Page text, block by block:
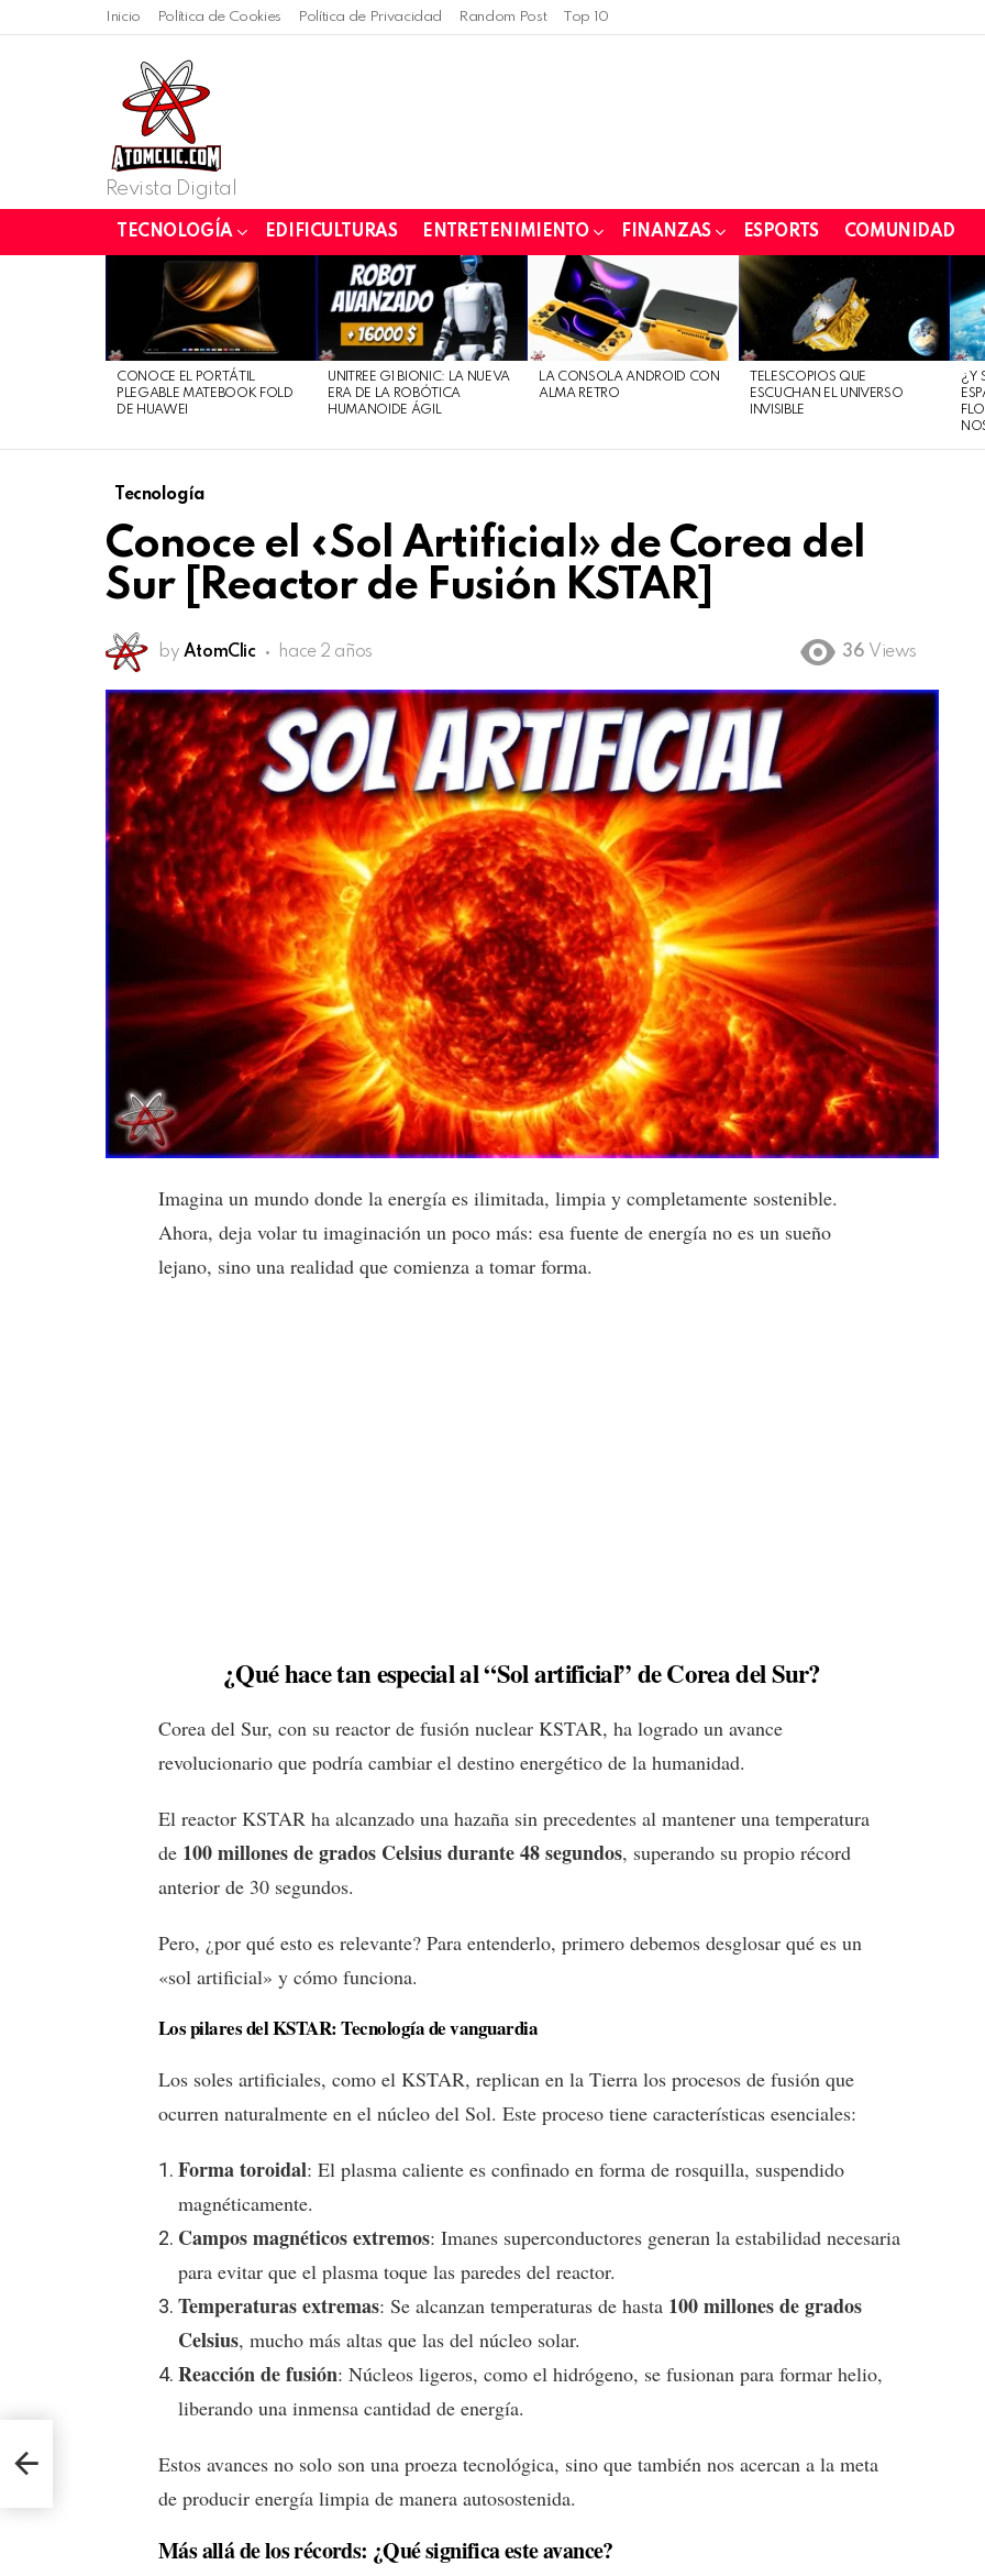
Inicio Política de Cookies Política de Privacidad Random Post Top 10
Revista Digital
TECNOLOGÍA EDIFICULTURAS ENTRETENIMIENTO FINANZAS ESPORTS COMUNIDAD
STORIES
CONOCE EL PORTÁTIL
PLEGABLE MATEBOOK FOLD
DE HUAWEI
UNITREE G1 BIONIC: LA NUEVA
ERA DE LA ROBÓTICA
HUMANOIDE ÁGIL
LA CONSOLA ANDROID CON
ALMA RETRO
TELESCOPIOS QUE
ESCUCHAN EL UNIVERSO
INVISIBLE
¿Y
Tecnología
Conoce el «Sol Artificial» de Corea del
Sur [Reactor de Fusión KSTAR]
by AtomClic hace 2 años 36 Views
Imagina un mundo donde la energía es ilimitada, limpia y completamente sostenible.
Ahora, deja volar tu imaginación un poco más: esa fuente de energía no es un sueño
lejano, sino una realidad que comienza a tomar forma.
¿Qué hace tan especial al “Sol artificial” de Corea del Sur?
Corea del Sur, con su reactor de fusión nuclear KSTAR, ha logrado un avance
revolucionario que podría cambiar el destino energético de la humanidad.
El reactor KSTAR ha alcanzado una hazaña sin precedentes al mantener una temperatura
de 100 millones de grados Celsius durante 48 segundos, superando su propio récord
anterior de 30 segundos.
Pero, ¿por qué esto es relevante? Para entenderlo, primero debemos desglosar qué es un
«sol artificial» y cómo funciona.
Los pilares del KSTAR: Tecnología de vanguardia
Los soles artificiales, como el KSTAR, replican en la Tierra los procesos de fusión que
ocurren naturalmente en el núcleo del Sol. Este proceso tiene características esenciales:
Forma toroidal: El plasma caliente es confinado en forma de rosquilla, suspendido
magnéticamente.
Campos magnéticos extremos: Imanes superconductores generan la estabilidad necesaria
para evitar que el plasma toque las paredes del reactor.
Temperaturas extremas: Se alcanzan temperaturas de hasta 100 millones de grados
Celsius, mucho más altas que las del núcleo solar.
Reacción de fusión: Núcleos ligeros, como el hidrógeno, se fusionan para formar helio,
liberando una inmensa cantidad de energía.
Estos avances no solo son una proeza tecnológica, sino que también nos acercan a la meta
de producir energía limpia de manera autosostenida.
Más allá de los récords: ¿Qué significa este avance?